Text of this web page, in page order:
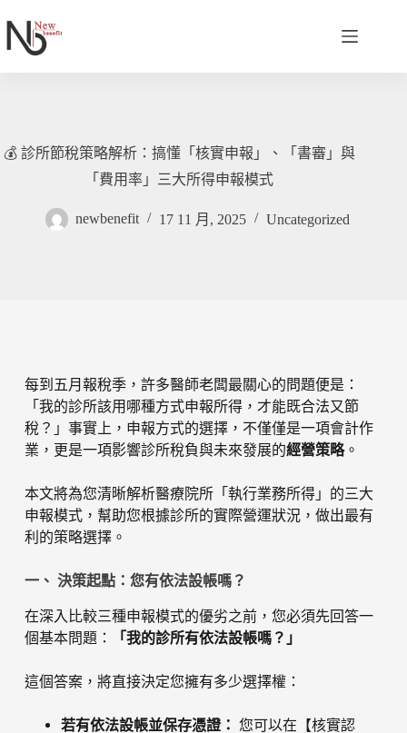
💰 診所節稅策略解析：搞懂「核實申報」、「書審」與
「費用率」三大所得申報模式
newbenefit 17 11 月, 2025 Uncategorized
每到五月報稅季，許多醫師老闆最關心的問題便是：
「我的診所該用哪種方式申報所得，才能既合法又節
稅？」事實上，申報方式的選擇，不僅僅是一項會計作
業，更是一項影響診所稅負與未來發展的經營策略。
本文將為您清晰解析醫療院所「執行業務所得」的三大
申報模式，幫助您根據診所的實際營運狀況，做出最有
利的策略選擇。
一、 決策起點：您有依法設帳嗎？
在深入比較三種申報模式的優劣之前，您必須先回答一
個基本問題：
「我的診所有依法設帳嗎？」
這個答案，將直接決定您擁有多少選擇權：
若有依法設帳並保存憑證： 您可以在【核實認